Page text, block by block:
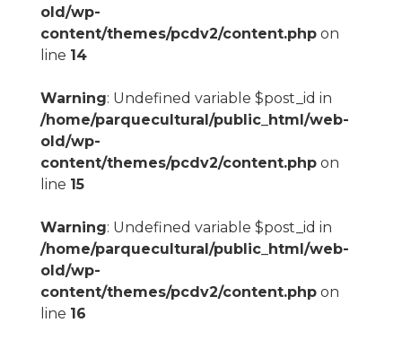
old/wp-
content/themes/pcdv2/content.phpon
line 14
Warning: Undefined variable $post_id in
/home/parquecultural/public_html/web-
old/wp-
content/themes/pcdv2/content.phpon
line 15
Warning: Undefined variable $post_id in
/home/parquecultural/public_html/web-
old/wp-
content/themes/pcdv2/content.phpon
line 16